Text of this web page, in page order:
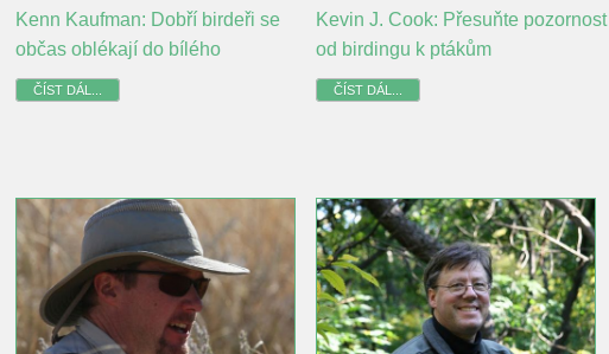
Kenn Kaufman: Dobří birdeři se
občas oblékají do bílého
ČÍST DÁL...
Kevin J. Cook: Přesuňte pozornost
od birdingu k ptákům
ČÍST DÁL...